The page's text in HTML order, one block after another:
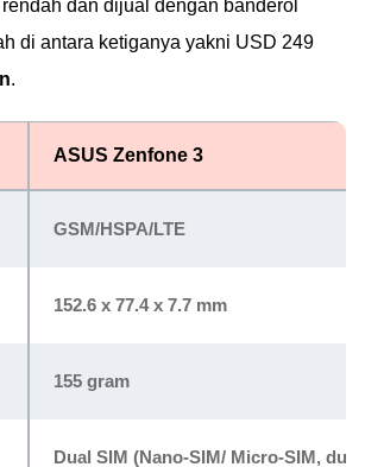
dan dijual dengan banderol
di antara ketiganya yakni USD 249
.
ASUS Zenfone 3
GSM/HSPA/LTE
152.6 x 77.4 x 7.7 mm
155 gram
Dual SIM (Nano-SIM/ Micro-SIM,